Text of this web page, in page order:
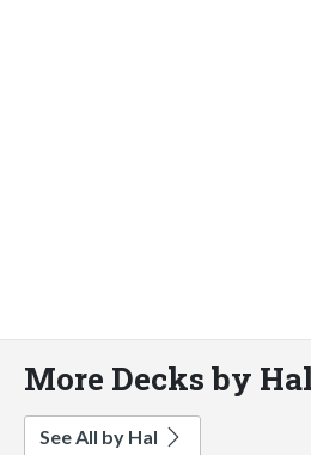
More Decks by Hal
See All by Hal